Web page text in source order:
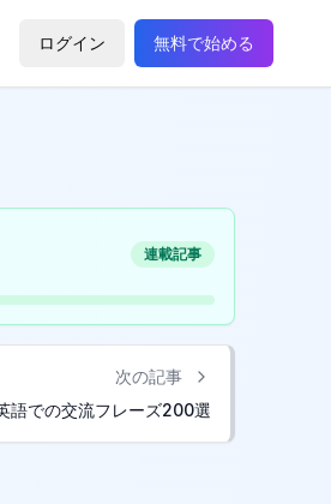
ログイン 無料で始める
連載記事
次の記事
語での交流フレーズ200選